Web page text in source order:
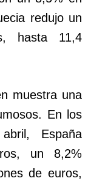
redujo un
hasta 11,4
muestra una
En los
España
un 8,2%
de euros,